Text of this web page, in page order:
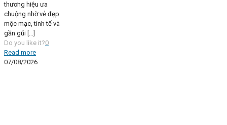
thương hiệu ưa
chuộng nhờ vẻ đẹp
mộc mạc, tinh tế và
gần gũi […]
Do you like it?0
Read more
07/08/2026